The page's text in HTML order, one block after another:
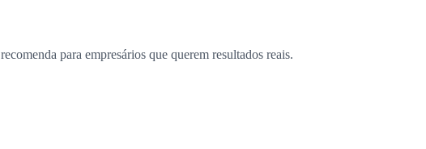
recomenda para empresários que querem resultados reais.